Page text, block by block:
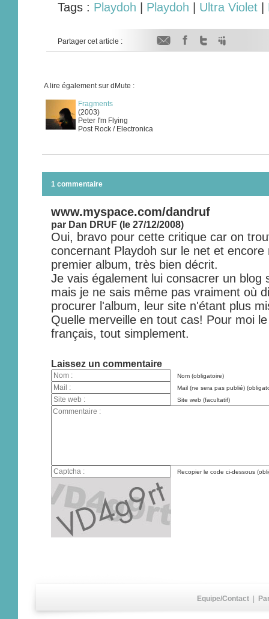
Tags : Playdoh Playdoh Ultra Violet|
Partager cet article :
A lire également sur dMute :
Fragments
(2003)
Peter I'm Flying
Post Rock / Electronica
1 commentaire
www.myspace.com/dandruf
par Dan DRUF (le 27/12/2008)
Oui, bravo pour cette critique car on
concernant Playdoh sur le net et
premier album, très bien décrit.
Je vais également lui consacrer un blog
mais je ne sais même pas vraiment où
procurer l'album, leur site n'étant plus
Quelle merveille en tout cas! Pour moi
français, tout simplement.
Laissez un commentaire
Nom (obligatoire)
Mail (ne sera pas publié)
Site web (facultatif)
Recopier le code ci-dessous
Equipe/Contact